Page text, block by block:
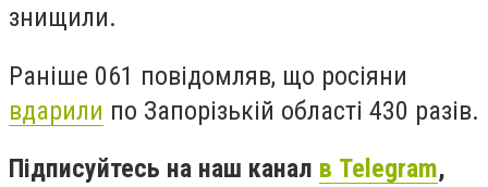
знищили.
Раніше 061 повідомляв, що росіяни
вдарили по Запорізькій області 430 разів.
Підписуйтесь на наш канал в Telegram,